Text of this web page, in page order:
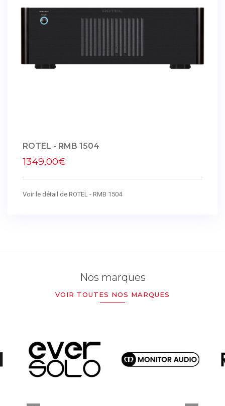
ROTEL - RMB 1504
1349,00€
Voir le détail de ROTEL - RMB 1504
Nos marques
VOIR TOUTES NOS MARQUES